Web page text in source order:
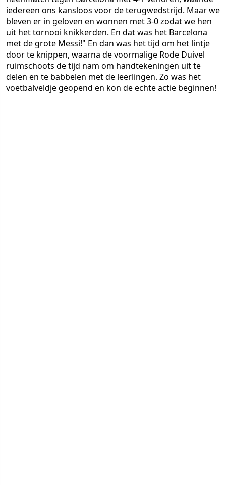
iedereen ons kansloos voor de terugwedstrijd. Maar we
bleven er in geloven en wonnen met 3-0 zodat we hen
uit het tornooi knikkerden. En dat was het Barcelona
met de grote Messi!" En dan was het tijd om het lintje
door te knippen, waarna de voormalige Rode Duivel
ruimschoots de tijd nam om handtekeningen uit te
delen en te babbelen met de leerlingen. Zo was het
voetbalveldje geopend en kon de echte actie beginnen!